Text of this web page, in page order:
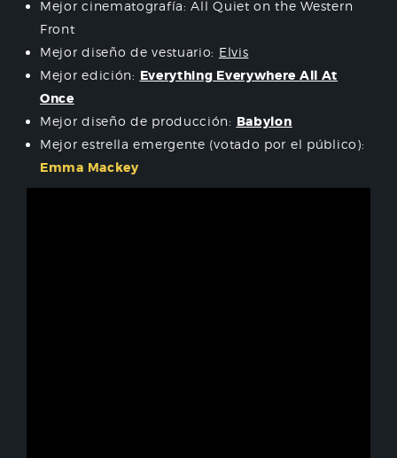
Mejor cinematografía: All Quiet on the Western
Front
Mejor diseño de vestuario: Elvis
Mejor edición: Everything Everywhere All At
Once
Mejor diseño de producción: Babylon
Mejor estrella emergente (votado por el público):
Emma Mackey